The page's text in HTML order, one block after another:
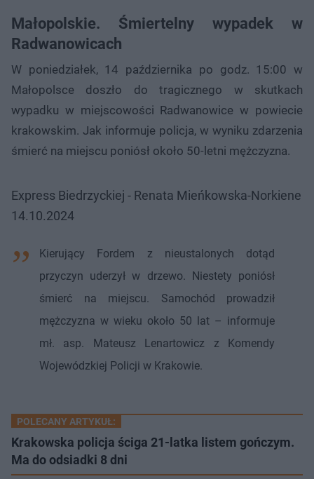
Małopolskie. Śmiertelny wypadek w
Radwanowicach
W poniedziałek, 14 października po godz. 15:00 w
Małopolsce doszło do tragicznego w skutkach
wypadku w miejscowości Radwanowice w powiecie
krakowskim. Jak informuje policja, w wyniku zdarzenia
śmierć na miejscu poniósł około 50-letni mężczyzna.
Express Biedrzyckiej - Renata Mieńkowska-Norkiene
14.10.2024
Kierujący Fordem z nieustalonych dotąd
przyczyn uderzył w drzewo. Niestety poniósł
śmierć na miejscu. Samochód prowadził
mężczyzna w wieku około 50 lat – informuje
mł. asp. Mateusz Lenartowicz z Komendy
Wojewódzkiej Policji w Krakowie.
POLECANY ARTYKUŁ:
Krakowska policja ściga 21-latka listem gończym.
Ma do odsiadki 8 dni